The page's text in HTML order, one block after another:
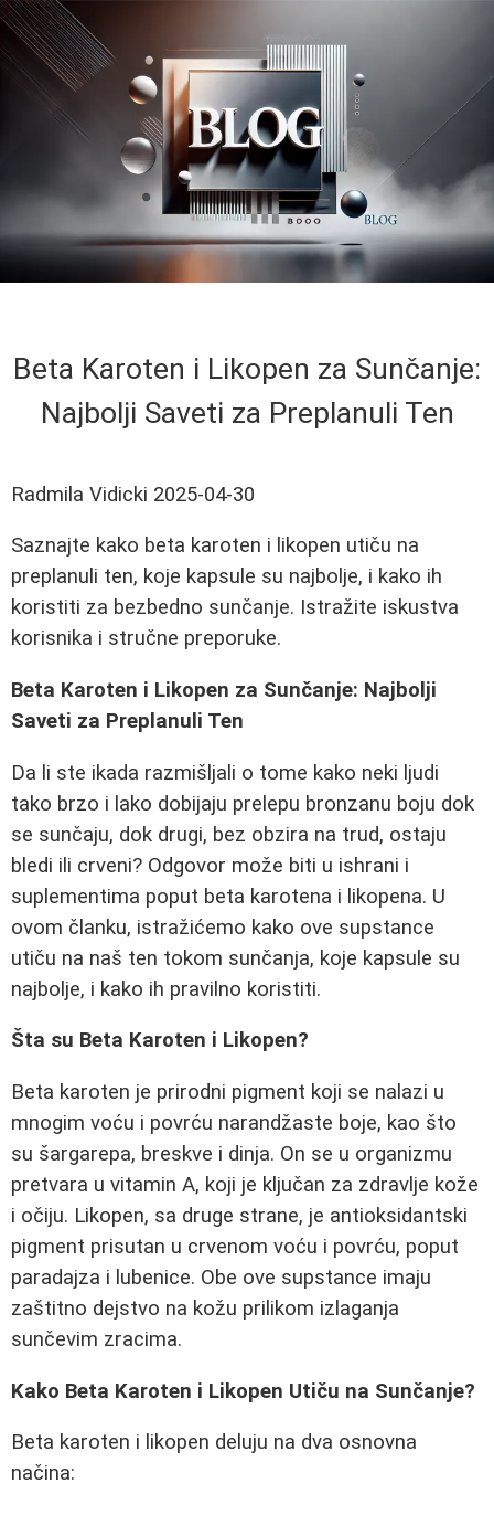
Beta Karoten i Likopen za Sunčanje:
Najbolji Saveti za Preplanuli Ten
Radmila Vidicki 2025-04-30
Saznajte kako beta karoten i likopen utiču na
preplanuli ten, koje kapsule su najbolje, i kako ih
koristiti za bezbedno sunčanje. Istražite iskustva
korisnika i stručne preporuke.
Beta Karoten i Likopen za Sunčanje: Najbolji
Saveti za Preplanuli Ten
Da li ste ikada razmišljali o tome kako neki ljudi
tako brzo i lako dobijaju prelepu bronzanu boju dok
se sunčaju, dok drugi, bez obzira na trud, ostaju
bledi ili crveni? Odgovor može biti u ishrani i
suplementima poput beta karotena i likopena. U
ovom članku, istražićemo kako ove supstance
utiču na naš ten tokom sunčanja, koje kapsule su
najbolje, i kako ih pravilno koristiti.
Šta su Beta Karoten i Likopen?
Beta karoten je prirodni pigment koji se nalazi u
mnogim voću i povrću narandžaste boje, kao što
su šargarepa, breskve i dinja. On se u organizmu
pretvara u vitamin A, koji je ključan za zdravlje kože
i očiju. Likopen, sa druge strane, je antioksidantski
pigment prisutan u crvenom voću i povrću, poput
paradajza i lubenice. Obe ove supstance imaju
zaštitno dejstvo na kožu prilikom izlaganja
sunčevim zracima.
Kako Beta Karoten i Likopen Utiču na Sunčanje?
Beta karoten i likopen deluju na dva osnovna
načina: